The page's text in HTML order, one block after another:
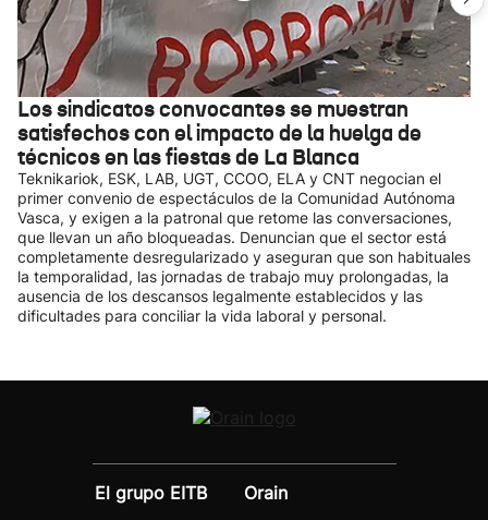
Los sindicatos convocantes se muestran
satisfechos con el impacto de la huelga de
técnicos en las fiestas de La Blanca
Teknikariok, ESK, LAB, UGT, CCOO, ELA y CNT negocian el
primer convenio de espectáculos de la Comunidad Autónoma
Vasca, y exigen a la patronal que retome las conversaciones,
que llevan un año bloqueadas. Denuncian que el sector está
completamente desregularizado y aseguran que son habituales
la temporalidad, las jornadas de trabajo muy prolongadas, la
ausencia de los descansos legalmente establecidos y las
dificultades para conciliar la vida laboral y personal.
El grupo EITB
Orain